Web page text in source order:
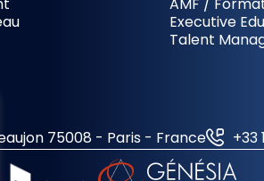
Executive
Talent
75008 - Paris - France +33